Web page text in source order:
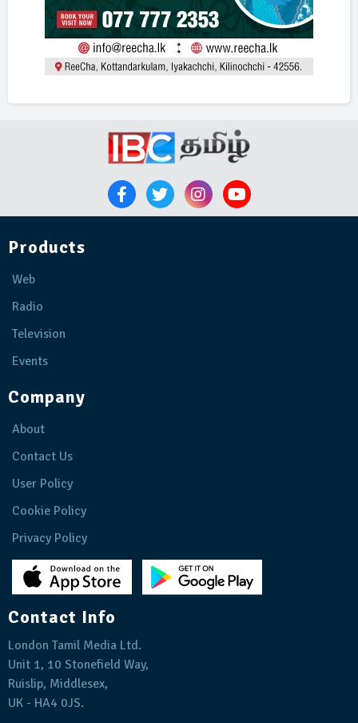
Products
Web
Radio
Television
Events
Company
About
Contact Us
User Policy
Cookie Policy
Privacy Policy
Contact Info
London Tamil Media Ltd.
Unit 1, 10 Stonefield Way,
Ruislip, Middlesex,
UK - HA4 0JS.